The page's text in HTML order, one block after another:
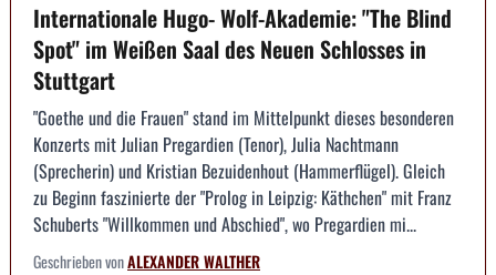
Internationale Hugo- Wolf-Akademie: "The Blind
Spot" im Weißen Saal des Neuen Schlosses in
Stuttgart
"Goethe und die Frauen" stand im Mittelpunkt dieses besonderen
Konzerts mit Julian Pregardien (Tenor), Julia Nachtmann
(Sprecherin) und Kristian Bezuidenhout (Hammerflügel). Gleich
zu Beginn faszinierte der "Prolog in Leipzig: Käthchen" mit Franz
Schuberts "Willkommen und Abschied", wo Pregardien mi...
Geschrieben vonALEXANDER WALTHER